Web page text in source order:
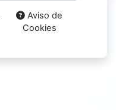
Aviso de
Cookies